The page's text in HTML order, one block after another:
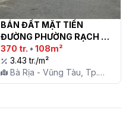
BÁN ĐẤT MẶT TIỀN
ĐƯỜNG PHƯỜNG RẠCH
DỪA, VŨNG TÀU
370 tr. • 108m²
3.43 tr./m²
Bà Rịa - Vũng Tàu, Tp.
Vũng Tàu, P. Rạch Dừa